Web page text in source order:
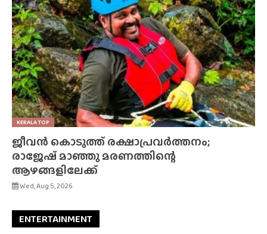
KERALA TOP
ജീവൻ കൊടുത്ത് രക്ഷാപ്രവർത്തനം;
രാജേഷ് മാഞ്ഞു മരണത്തിന്റെ
ആഴങ്ങളിലേക്ക്
Wed, Aug 5, 2026
ENTERTAINMENT